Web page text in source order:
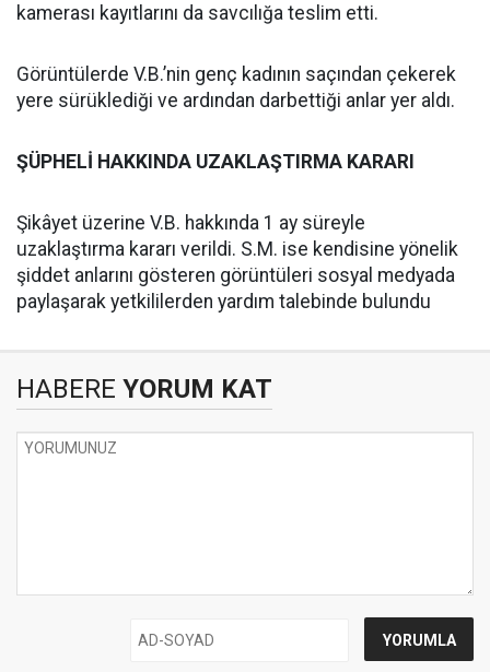
kamerası kayıtlarını da savcılığa teslim etti.
Görüntülerde V.B.’nin genç kadının saçından çekerek
yere sürüklediği ve ardından darbettiği anlar yer aldı.
ŞÜPHELİ HAKKINDA UZAKLAŞTIRMA KARARI
Şikâyet üzerine V.B. hakkında 1 ay süreyle
uzaklaştırma kararı verildi. S.M. ise kendisine yönelik
şiddet anlarını gösteren görüntüleri sosyal medyada
paylaşarak yetkililerden yardım talebinde bulundu
HABERE YORUM KAT